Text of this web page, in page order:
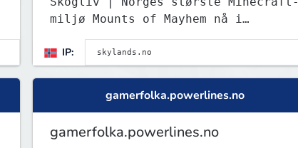
miljø Mounts of Mayhem nå i
Survival! Test det nye spydet!
IP:
gamerfolka.powerlines.no
gamerfolka.powerlines.no